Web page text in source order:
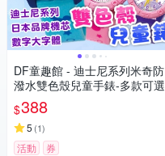
DF童趣館 - 迪士尼系列米奇防
潑水雙色殼兒童手錶-多款可選
$388
5 (1)
活動 券